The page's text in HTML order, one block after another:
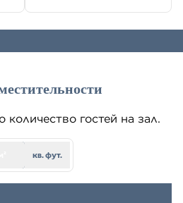
1/6
количество гостей на зал.
кв. фут.